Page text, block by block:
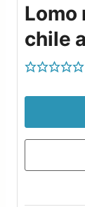
Lomo
chile